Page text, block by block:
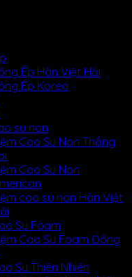
Ép Hàn Việt Hải
Ép Korea
su non
Cao Su Non Thắng
Cao Su Non
cao su non Hàn Việt
Su Foam
Cao Su Foam Đông
Su Thiên Nhiên